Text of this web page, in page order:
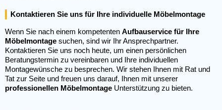
Kontaktieren Sie uns für Ihre individuelle Möbelmontage
Wenn Sie nach einem kompetenten Aufbauservice für Ihre
Möbelmontage suchen, sind wir Ihr Ansprechpartner.
Kontaktieren Sie uns noch heute, um einen persönlichen
Beratungstermin zu vereinbaren und Ihre individuellen
Montagewünsche zu besprechen. Wir stehen Ihnen mit Rat und
Tat zur Seite und freuen uns darauf, Ihnen mit unserer
professionellen Möbelmontage Unterstützung zu bieten.